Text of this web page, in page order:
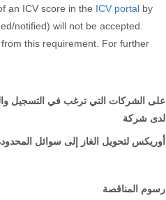
an ICV score in the ICV portal by
notified) will not be accepted.
this requirement. For further
على الشركات التي ترغب في التسجيل
لدى شركة
أوريكس لتحويل الغاز إلى سوائل
رسوم المناقصة